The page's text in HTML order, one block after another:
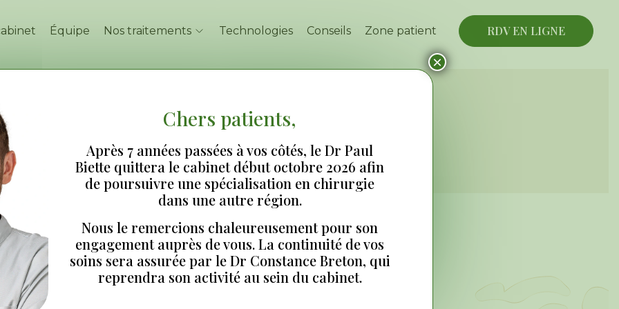
Équipe Nos traitements Technologies Conseils Zone patient RDV EN LIGNE
DR JULIE MEYER
Chirurgien – Dentiste
Chers patients,
Après 7 années passées à vos côtés, le Dr Paul
Biette quittera le cabinet début octobre 2026 afin
de poursuivre une spécialisation en chirurgie
dans une autre région.
Nous le remercions chaleureusement pour son
engagement auprès de vous. La continuité de vos
soins sera assurée par le Dr Constance Breton, qui
reprendra son activité au sein du cabinet.
×